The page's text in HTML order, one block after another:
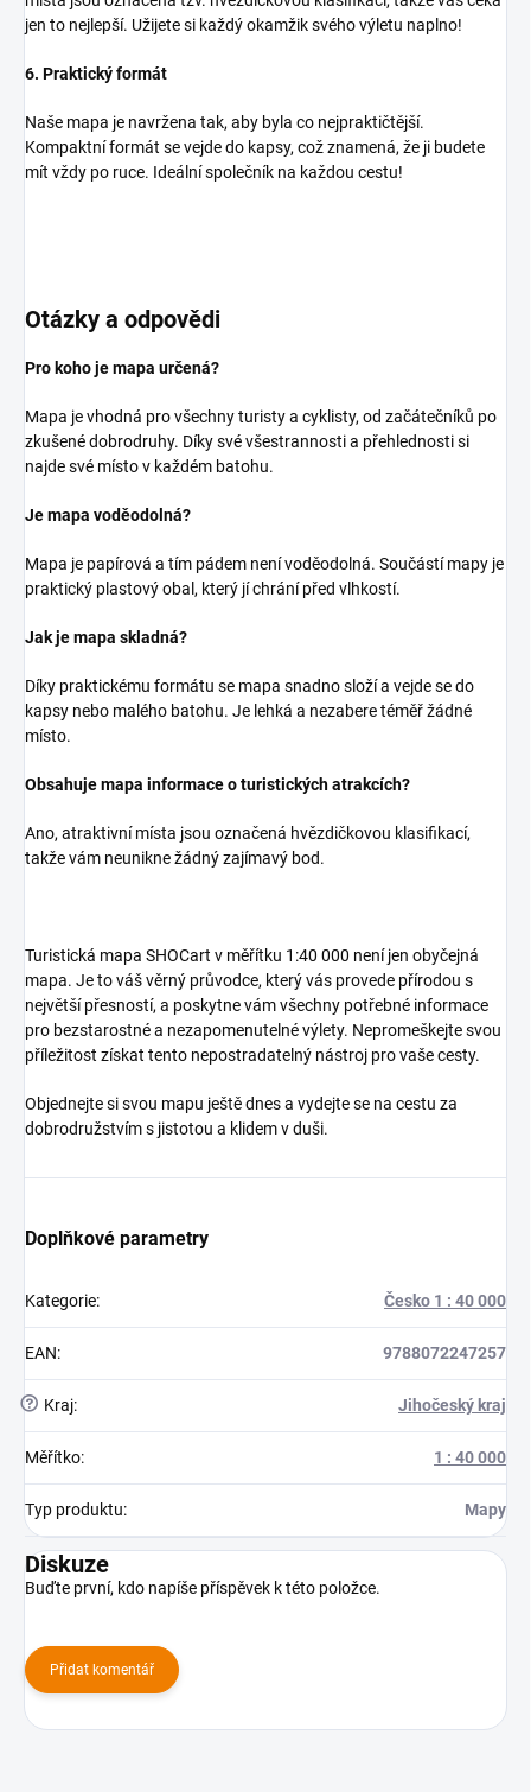
jen to nejlepší. Užijete si každý okamžik svého výletu naplno!
6. Praktický formát
Naše mapa je navržena tak, aby byla co nejpraktičtější.
Kompaktní formát se vejde do kapsy, což znamená, že ji budete
mít vždy po ruce. Ideální společník na každou cestu!
Otázky a odpovědi
Pro koho je mapa určená?
Mapa je vhodná pro všechny turisty a cyklisty, od začátečníků po
zkušené dobrodruhy. Díky své všestrannosti a přehlednosti si
najde své místo v každém batohu.
Je mapa voděodolná?
Mapa je papírová a tím pádem není voděodolná. Součástí mapy je
praktický plastový obal, který jí chrání před vlhkostí.
Jak je mapa skladná?
Díky praktickému formátu se mapa snadno složí a vejde se do
kapsy nebo malého batohu. Je lehká a nezabere téměř žádné
místo.
Obsahuje mapa informace o turistických atrakcích?
Ano, atraktivní místa jsou označená hvězdičkovou klasifikací,
takže vám neunikne žádný zajímavý bod.
Turistická mapa SHOCart v měřítku 1:40 000 není jen obyčejná
mapa. Je to váš věrný průvodce, který vás provede přírodou s
největší přesností, a poskytne vám všechny potřebné informace
pro bezstarostné a nezapomenutelné výlety. Nepromeškejte svou
příležitost získat tento nepostradatelný nástroj pro vaše cesty.
Objednejte si svou mapu ještě dnes a vydejte se na cestu za
dobrodružstvím s jistotou a klidem v duši.
Doplňkové parametry
Kategorie: Česko 1 : 40 000
EAN: 9788072247257
? Kraj: Jihočeský kraj
Měřítko: 1 : 40 000
Typ produktu: Mapy
Diskuze
Buďte první, kdo napíše příspěvek k této položce.
Přidat komentář